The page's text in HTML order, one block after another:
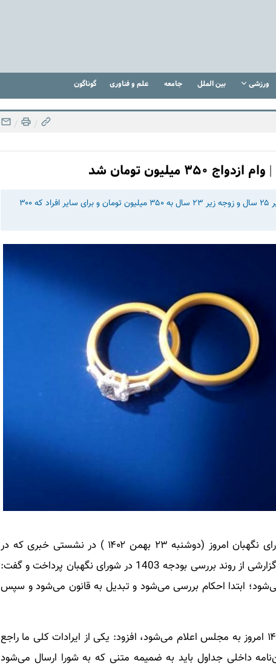
ورزشی بین الملل جامعه علم و فناوری گوناگون
/
/
تومان شد
سخنگوی شورای نگهبان گفت: افزایش وام ازدواج برای زوج زیر ۲۵ سال و زوجه زیر ۲۳ سال به ۳۵۰ میلیون تومان و برای سایر افراد که ۳۰۰
هادی طحان نظیف ،عضو حقوقدان و سخنگوی شورای نگهبان امروز (دوشنبه ۲۳ بهمن ۱۴۰۲ ) در نشستی خبری که در
محوطه ساختمان شورای نگهبان برگزار شد، به ارائه گزارشی از روند بررسی بودجه 1403 در شورای نگهبان پرداخت و گفت:
ابتدا احکام بررسی می‌شود و تبدیل به قانون می‌شود و سپس
وی با بیان اینکه نظر شورای نگهبان درباره بودجه ۱۴۰۲ امروز به مجلس اعلام می‌شود، افزود: یکی از ایرادات کلی ما راجع
کلی بودجه بود؛ بر اساس ماده ۱۸۲ آیین‌نامه داخلی جداول باید به ضمیمه متنی که به شورا ارسال می‌شود